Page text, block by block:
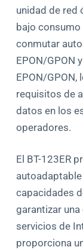
unidad de red
bajo consumo
conmutar
EPON/GPON
EPON/GPON,
requisitos de
datos en los
operadores.
El BT-123ER
capacidades
garantizar
servicios de
proporciona